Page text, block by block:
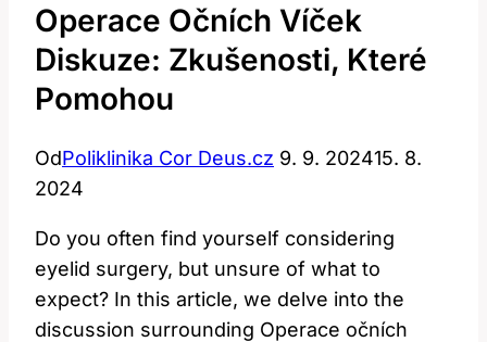
Operace Očních Víček
Diskuze: Zkušenosti, Které
Pomohou
OdPoliklinika Cor Deus.cz 9. 9. 202415. 8.
2024
Do you often find yourself considering
eyelid surgery, but unsure of what to
expect? In this article, we delve into the
discussion surrounding Operace očních